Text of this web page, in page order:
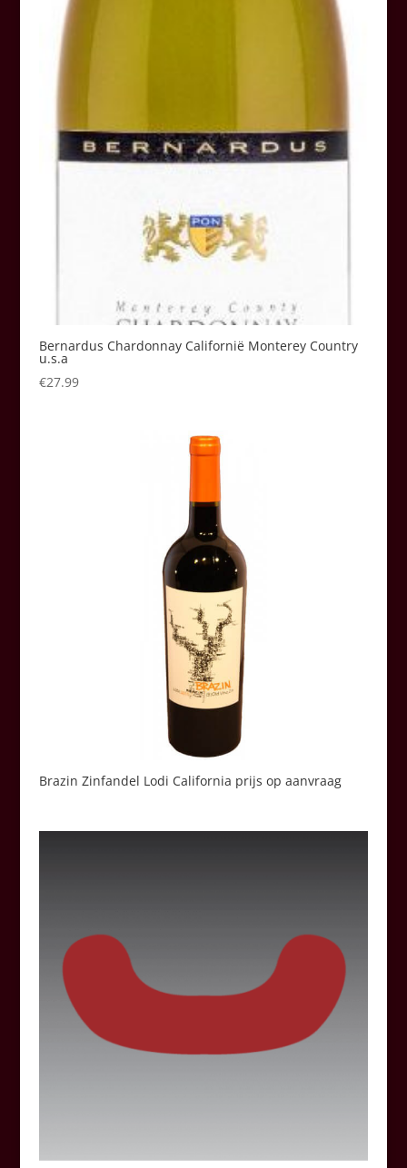
Bernardus Chardonnay Californië Monterey Country
u.s.a
€27.99
Brazin Zinfandel Lodi California prijs op aanvraag